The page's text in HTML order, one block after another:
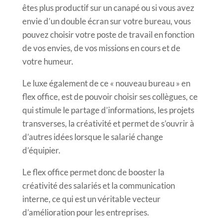
êtes plus productif sur un canapé ou si vous avez
envie d’un double écran sur votre bureau, vous
pouvez choisir votre poste de travail en fonction
de vos envies, de vos missions en cours et de
votre humeur.
Le luxe également de ce « nouveau bureau » en
flex office, est de pouvoir choisir ses collègues, ce
qui stimule le partage d’informations, les projets
transverses, la créativité et permet de s’ouvrir à
d’autres idées lorsque le salarié change
d’équipier.
Le flex office permet donc de booster la
créativité des salariés et la communication
interne, ce qui est un véritable vecteur
d’amélioration pour les entreprises.